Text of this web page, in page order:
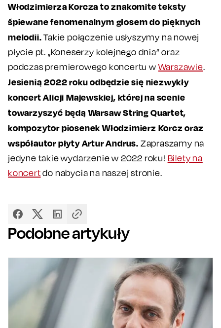
Włodzimierza Korcza to znakomite teksty
śpiewane fenomenalnym głosem do pięknych
melodii.Takie połączenie usłyszymy na nowej
płycie pt. „Koneserzy kolejnego dnia” oraz
podczas premierowego koncertu wWarszawie.
Jesienią 2022 roku odbędzie się niezwykły
koncert Alicji Majewskiej, której na scenie
towarzyszyć będą Warsaw String Quartet,
kompozytor piosenek Włodzimierz Korcz oraz
współautor płyty Artur Andrus. Zapraszamy na
jedyne takie wydarzenie w 2022 roku! Bilety na
koncertdo nabycia na naszej stronie.
Podobne artykuły